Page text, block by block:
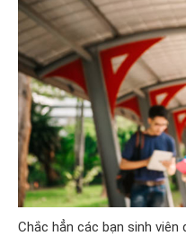
Chắc hẳn các bạn sinh